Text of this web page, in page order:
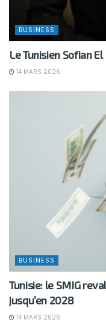
BUSINESS
Le Tunisien Sofian
14 MARS 2026
BUSINESS
Tunisie: le SMIG
jusqu’en 2028
14 MARS 2026